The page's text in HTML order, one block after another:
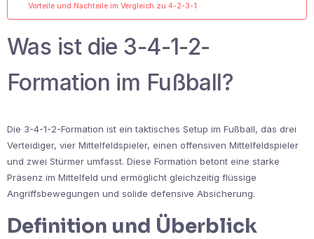
Vorteile und Nachteile im Vergleich zu 4-2-3-1
Was ist die 3-4-1-2-
Formation im Fußball?
Die 3-4-1-2-Formation ist ein taktisches Setup im Fußball, das drei
Verteidiger, vier Mittelfeldspieler, einen offensiven Mittelfeldspieler
und zwei Stürmer umfasst. Diese Formation betont eine starke
Präsenz im Mittelfeld und ermöglicht gleichzeitig flüssige
Angriffsbewegungen und solide defensive Absicherung.
Definition und Überblick